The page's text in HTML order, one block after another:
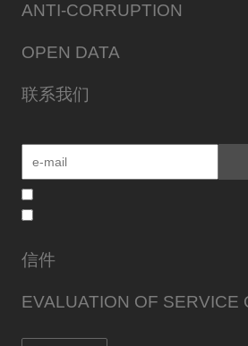
ANTI-CORRUPTION
OPEN DATA
联系我们
信件
EVALUATION OF SERVICE